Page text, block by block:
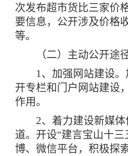
次发布超市货比三家价
要信息，公开涉及价格
等。
（二）主动公开途
1、加强网站建设。
开专栏和门户网站建设
作用。
2、着力建设新媒体
道。开设“建言宝山十三
博、微信平台，积极探